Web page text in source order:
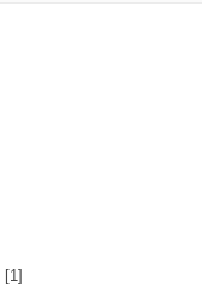
[1]